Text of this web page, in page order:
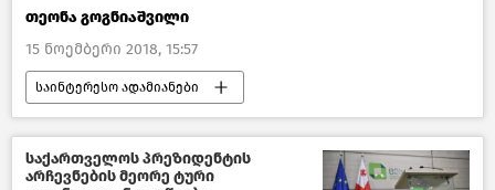
თეონა გოგნიაშვილი
15 ნოემბერი 2018, 15:57
საინტერესო ადამიანები
წასაკითხი ამბები საქართველო
საქართველოს პრეზიდენტის
არჩევნების მეორე ტური